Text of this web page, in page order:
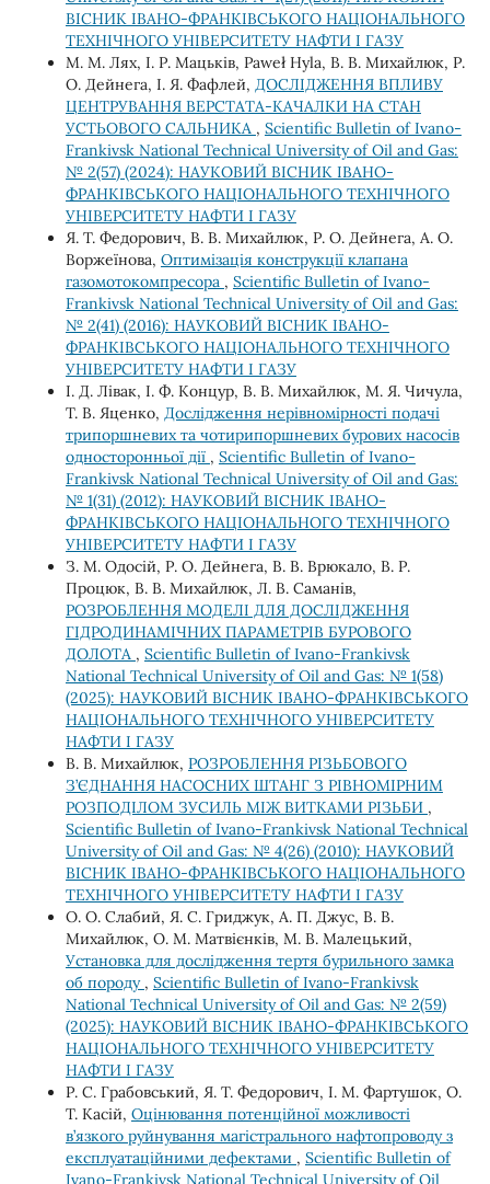
ВІСНИК ІВАНО-ФРАНКІВСЬКОГО НАЦІОНАЛЬНОГО
ТЕХНІЧНОГО УНІВЕРСИТЕТУ НАФТИ І ГАЗУ
М. М. Лях, І. Р. Мацьків, Paweł Hyla, В. В. Михайлюк, Р.
О. Дейнега, І. Я. Фафлей, ДОСЛІДЖЕННЯ ВПЛИВУ
ЦЕНТРУВАННЯ ВЕРСТАТА-КАЧАЛКИ НА СТАН
УСТЬОВОГО САЛЬНИКА , Scientific Bulletin of Ivano-
Frankivsk National Technical University of Oil and Gas:
№ 2(57) (2024): НАУКОВИЙ ВІСНИК ІВАНО-
ФРАНКІВСЬКОГО НАЦІОНАЛЬНОГО ТЕХНІЧНОГО
УНІВЕРСИТЕТУ НАФТИ І ГАЗУ
Я. Т. Федорович, В. В. Михайлюк, Р. О. Дейнега, А. О.
Воржеїнова, Оптимізація конструкції клапана
газомотокомпресора , Scientific Bulletin of Ivano-
Frankivsk National Technical University of Oil and Gas:
№ 2(41) (2016): НАУКОВИЙ ВІСНИК ІВАНО-
ФРАНКІВСЬКОГО НАЦІОНАЛЬНОГО ТЕХНІЧНОГО
УНІВЕРСИТЕТУ НАФТИ І ГАЗУ
І. Д. Лівак, І. Ф. Концур, В. В. Михайлюк, М. Я. Чичула,
Т. В. Яценко, Дослідження нерівномірності подачі
трипоршневих та чотирипоршневих бурових насосів
односторонньої дії , Scientific Bulletin of Ivano-
Frankivsk National Technical University of Oil and Gas:
№ 1(31) (2012): НАУКОВИЙ ВІСНИК ІВАНО-
ФРАНКІВСЬКОГО НАЦІОНАЛЬНОГО ТЕХНІЧНОГО
УНІВЕРСИТЕТУ НАФТИ І ГАЗУ
З. М. Одосій, Р. O. Дейнега, В. В. Врюкало, В. Р.
Процюк, В. В. Михайлюк, Л. В. Саманів,
РОЗРОБЛЕННЯ МОДЕЛІ ДЛЯ ДОСЛІДЖЕННЯ
ГІДРОДИНАМІЧНИХ ПАРАМЕТРІВ БУРОВОГО
ДОЛОТА , Scientific Bulletin of Ivano-Frankivsk
National Technical University of Oil and Gas: № 1(58)
(2025): НАУКОВИЙ ВІСНИК ІВАНО-ФРАНКІВСЬКОГО
НАЦІОНАЛЬНОГО ТЕХНІЧНОГО УНІВЕРСИТЕТУ
НАФТИ І ГАЗУ
В. В. Михайлюк, РОЗРОБЛЕННЯ РІЗЬБОВОГО
З’ЄДНАННЯ НАСОСНИХ ШТАНГ З РІВНОМІРНИМ
РОЗПОДІЛОМ ЗУСИЛЬ МІЖ ВИТКАМИ РІЗЬБИ ,
Scientific Bulletin of Ivano-Frankivsk National Technical
University of Oil and Gas: № 4(26) (2010): НАУКОВИЙ
ВІСНИК ІВАНО-ФРАНКІВСЬКОГО НАЦІОНАЛЬНОГО
ТЕХНІЧНОГО УНІВЕРСИТЕТУ НАФТИ І ГАЗУ
О. О. Слабий, Я. С. Гриджук, А. П. Джус, В. В.
Михайлюк, О. М. Матвієнків, М. В. Малецький,
Установка для дослідження тертя бурильного замка
об породу , Scientific Bulletin of Ivano-Frankivsk
National Technical University of Oil and Gas: № 2(59)
(2025): НАУКОВИЙ ВІСНИК ІВАНО-ФРАНКІВСЬКОГО
НАЦІОНАЛЬНОГО ТЕХНІЧНОГО УНІВЕРСИТЕТУ
НАФТИ І ГАЗУ
Р. С. Грабовський, Я. Т. Федорович, І. М. Фартушок, О.
Т. Касій, Оцінювання потенційної можливості
в’язкого руйнування магістрального нафтопроводу з
експлуатаційними дефектами , Scientific Bulletin of
Ivano-Frankivsk National Technical University of Oil